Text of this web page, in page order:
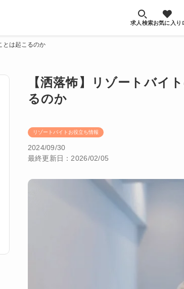
求人検索お気に入り
とは起こるのか
【洒落怖】リゾートバイ
るのか
リゾートバイトお役立ち情報
2024/09/30
最終更新日：2026/02/05